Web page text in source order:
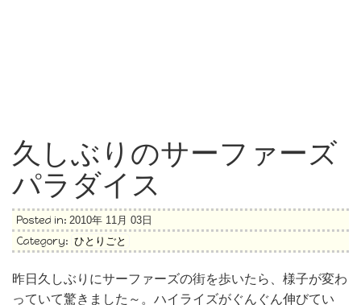
久しぶりのサーファーズ
パラダイス
Posted in: 2010年 11月 03日
Category: ひとりごと
昨日久しぶりにサーファーズの街を歩いたら、様子が変わ
っていて驚きました～。ハイライズがぐんぐん伸びてい